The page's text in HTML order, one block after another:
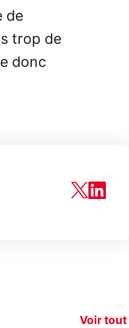
de
trop de
donc
Voir tout